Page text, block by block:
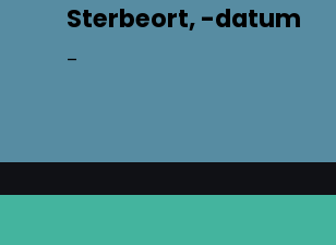
Sterbeort, -datum
–